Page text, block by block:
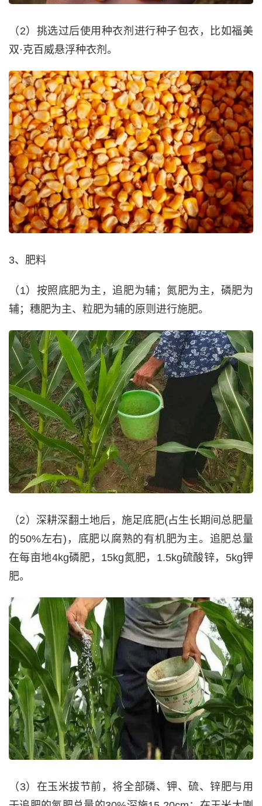
（2）挑选过后使用种衣剂进行种子包衣，比如福美
双·克百威悬浮种衣剂。
3、肥料
（1）按照底肥为主，追肥为辅；氮肥为主，磷肥为
辅；穗肥为主、粒肥为辅的原则进行施肥。
（2）深耕深翻土地后，施足底肥(占生长期间总肥量
的50%左右)，底肥以腐熟的有机肥为主。追肥总量
在每亩地4kg磷肥，15kg氮肥，1.5kg硫酸锌，5kg钾
肥。
（3）在玉米拔节前，将全部磷、钾、硫、锌肥与用